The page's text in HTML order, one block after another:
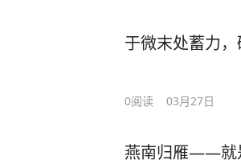
于微末处蓄力，
0阅读 03月27日
燕南归雁——就